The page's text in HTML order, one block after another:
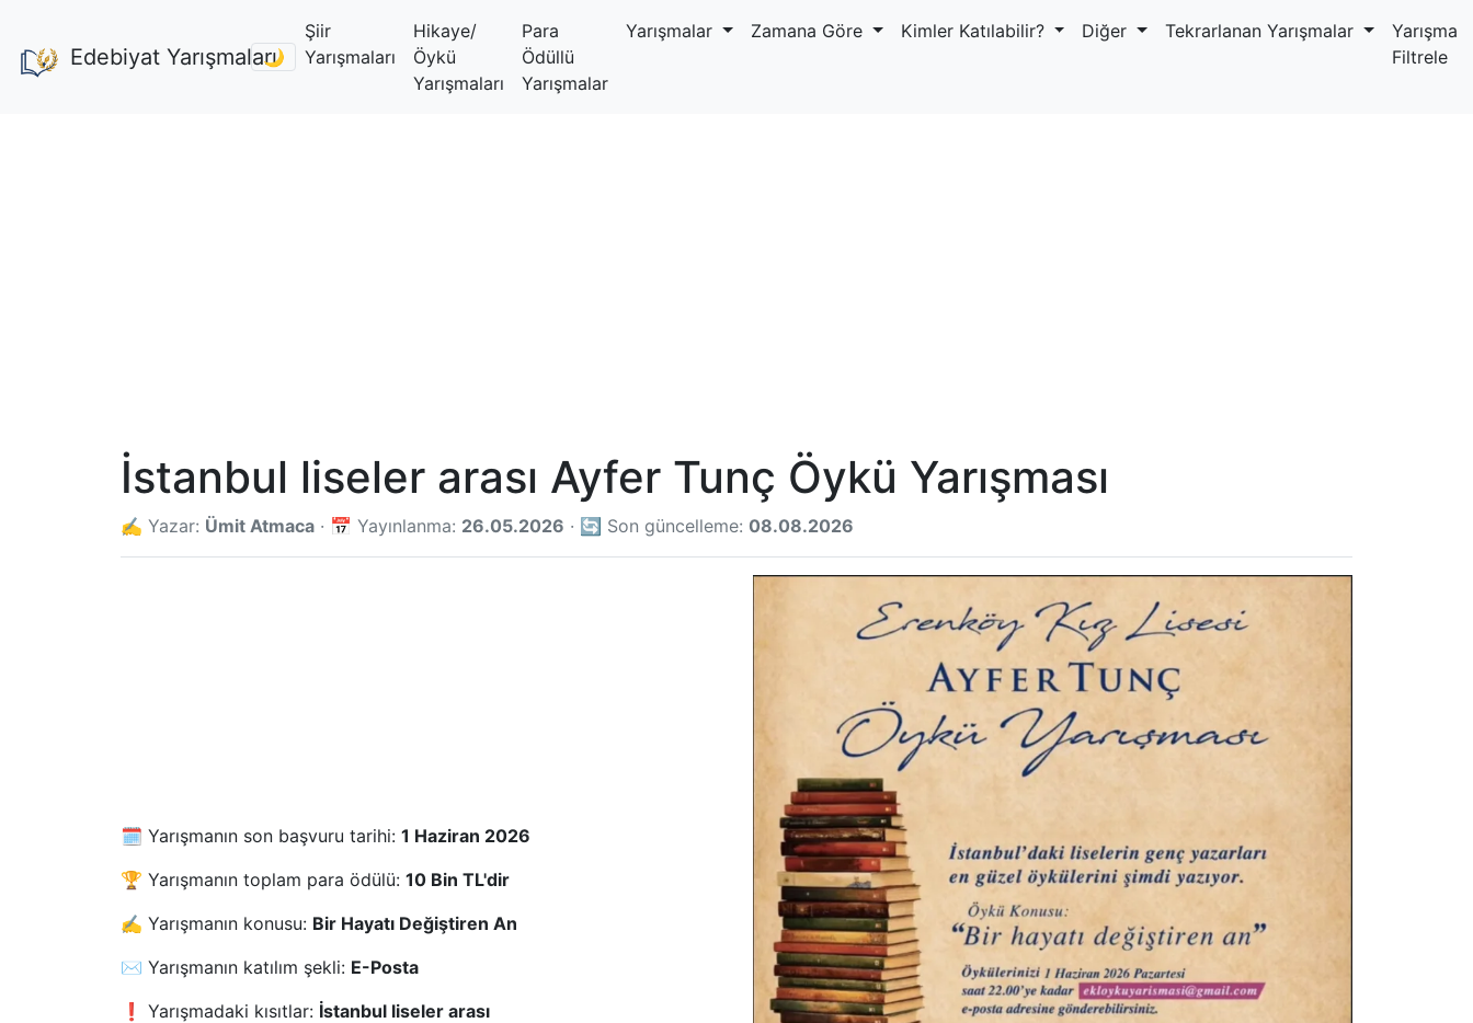
Edebiyat Yarışmaları
🌙
Şiir
Yarışmaları
Hikaye/
Öykü
Yarışmaları
Para
Ödüllü
Yarışmalar
Yarışmalar Zamana Göre Kimler Katılabilir? Diğer Tekrarlanan Yarışmalar
Yarışma
Filtrele
İstanbul liseler arası Ayfer Tunç Öykü Yarışması
✍️ Yazar: Ümit Atmaca · 📅 Yayınlanma: 26.05.2026 · 🔄 Son güncelleme: 08.08.2026
🗓️ Yarışmanın son başvuru tarihi: 1 Haziran 2026
🏆 Yarışmanın toplam para ödülü: 10 Bin TL'dir
✍️ Yarışmanın konusu: Bir Hayatı Değiştiren An
✉️ Yarışmanın katılım şekli: E-Posta
❗ Yarışmadaki kısıtlar: İstanbul liseler arası